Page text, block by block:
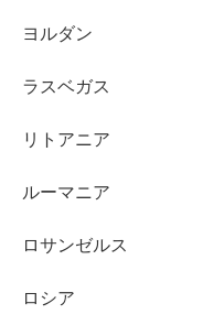
ヨルダン
ラスベガス
リトアニア
ルーマニア
ロサンゼルス
ロシア